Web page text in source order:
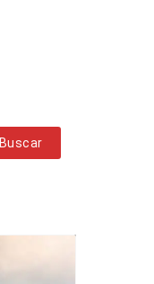
Buscar